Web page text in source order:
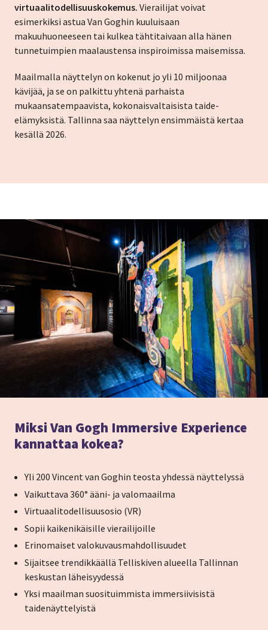
virtuaalitodellisuuskokemus. Vierailijat voivat
esimerkiksi astua Van Goghin kuuluisaan
makuuhuoneeseen tai kulkea tähtitaivaan alla hänen
tunnetuimpien maalaustensa inspiroimissa maisemissa.
Maailmalla näyttelyn on kokenut jo yli 10 miljoonaa
kävijää, ja se on palkittu yhtenä parhaista
mukaansatempaavista, kokonaisvaltaisista taide-
elämyksistä. Tallinna saa näyttelyn ensimmäistä kertaa
kesällä 2026.
Miksi Van Gogh Immersive Experience
kannattaa kokea?
Yli 200 Vincent van Goghin teosta yhdessä näyttelyssä
Vaikuttava 360° ääni- ja valomaailma
Virtuaalitodellisuusosio (VR)
Sopii kaikenikäisille vierailijoille
Erinomaiset valokuvausmahdollisuudet
Sijaitsee trendikkäällä Telliskiven alueella Tallinnan
keskustan läheisyydessä
Yksi maailman suosituimmista immersiivisistä
taidenäyttelyistä